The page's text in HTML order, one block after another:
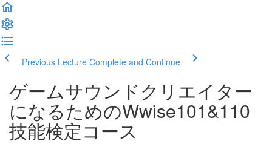
Previous Lecture Complete and Continue
ゲームサウンドクリエイター
になるためのWwise101&110
技能検定コース